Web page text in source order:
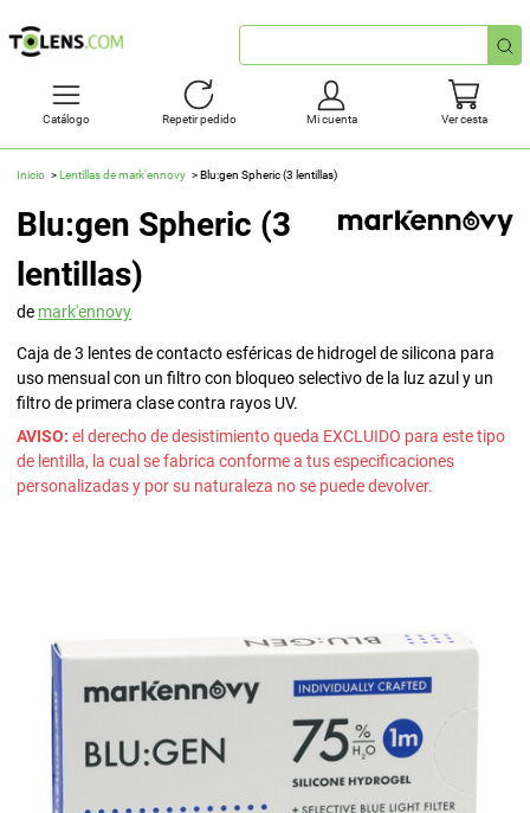
Búsqueda
rápida
Catálogo Repetir pedido Mi cuenta Ver cesta
Inicio Lentillas de mark'ennovy Blu:gen Spheric (3 lentillas)
Blu:gen Spheric (3
lentillas)
de mark'ennovy
Caja de 3 lentes de contacto esféricas de hidrogel de silicona para
uso mensual con un filtro con bloqueo selectivo de la luz azul y un
filtro de primera clase contra rayos UV.
AVISO: el derecho de desistimiento queda EXCLUIDO para este tipo
de lentilla, la cual se fabrica conforme a tus especificaciones
personalizadas y por su naturaleza no se puede devolver.